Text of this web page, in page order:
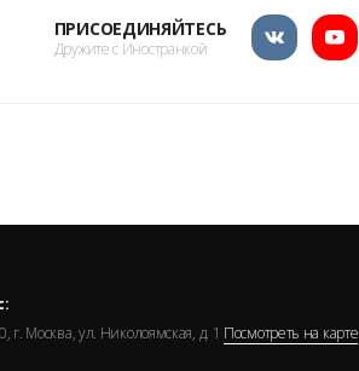
ПРИСОЕДИНЯЙТЕСЬ
Дружите с Иностранкой
г. Москва, ул. Николоямская, д. 1 Посмотреть на карте